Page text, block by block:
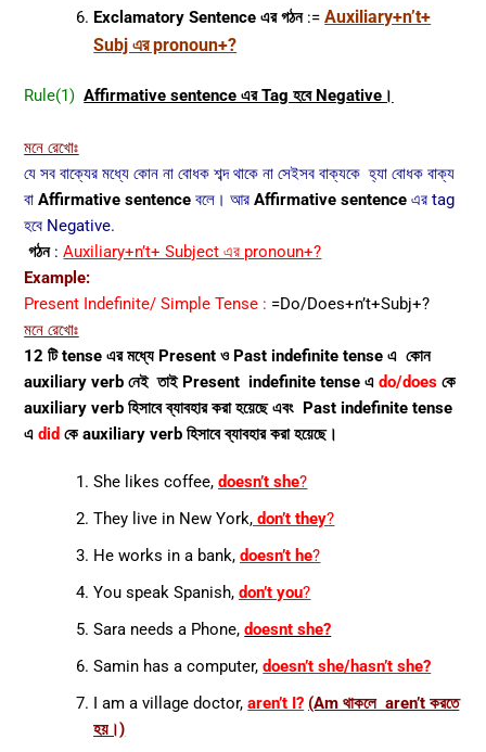
Exclamatory Sentenceএর গঠন:=Auxiliary+n’t+
Subj এর pronoun+?
Rule(1) Affirmative sentence এর Tag হবে Negative।
মনে রেখোঃ
যে সব বাক্যের মধ্যে কোন না বোধক শব্দ থাকে না সেইসব বাক্যকেহ্যা বোধক বাক্য
বাAffirmative sentenceবলে। আরAffirmative sentenceএর tag
হবে Negative.
গঠন: Auxiliary+n’t+ Subject এর pronoun+?
Example:
Present Indefinite/ Simple Tense : =Do/Does+n’t+Subj+?
মনে রেখোঃ
12 টি tense এর মধ্যে Present ও Past indefinite tense এ কোন
auxiliary verb নেই তাই Present indefinite tense এdo/does কে
auxiliary verb হিসাবে ব্যাবহার করা হয়েছে এবং Past indefinite tense
এdid কে auxiliary verb হিসাবে ব্যাবহার করা হয়েছে।
She likes coffee,doesn’t she?
They live in New York, don’t they?
He works in a bank,doesn’t he?
You speak Spanish,don’t you?
Sara needs a Phone,doesnt she?
Samin has a computer,doesn’t she/hasn’t she?
I am a village doctor,aren’t I? (Am থাকলে aren’t করতে
হয়।)